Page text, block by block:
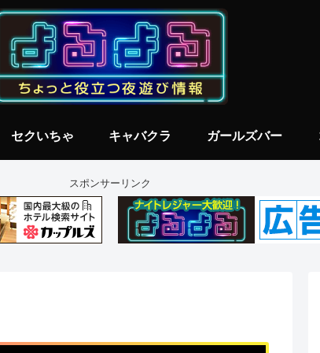
セクいちゃ キャバクラ ガールズバー
スポンサーリンク